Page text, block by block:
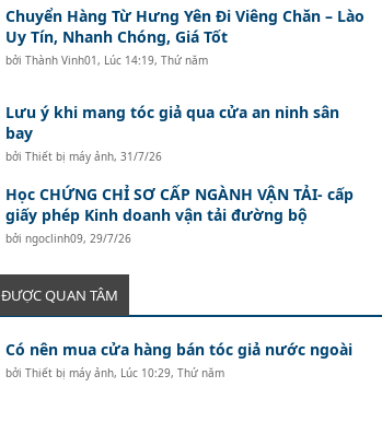
Chuyển Hàng Từ Hưng Yên Đi Viêng Chăn – Lào
Uy Tín, Nhanh Chóng, Giá Tốt
bởi Thành Vinh01, Lúc 14:19, Thứ năm
Lưu ý khi mang tóc giả qua cửa an ninh sân
bay
bởi Thiết bị máy ảnh, 31/7/26
Học CHỨNG CHỈ SƠ CẤP NGÀNH VẬN TẢI- cấp
giấy phép Kinh doanh vận tải đường bộ
bởi ngoclinh09, 29/7/26
ĐƯỢC QUAN TÂM
Có nên mua cửa hàng bán tóc giả nước ngoài
bởi Thiết bị máy ảnh, Lúc 10:29, Thứ năm